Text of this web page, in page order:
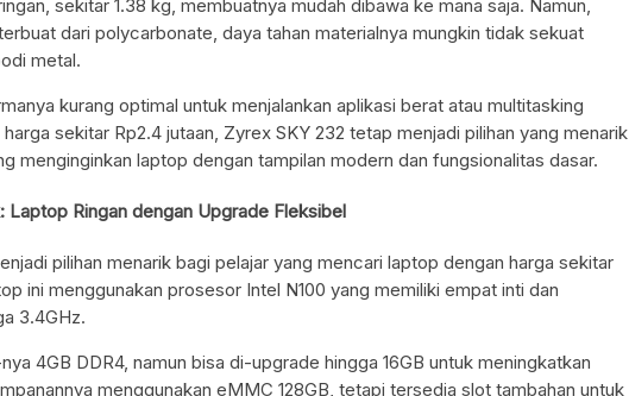
sekitar 1.38 kg, membuatnya mudah dibawa ke mana saja. Namun,
dari polycarbonate, daya tahan materialnya mungkin tidak sekuat
metal.
kurang optimal untuk menjalankan aplikasi berat atau multitasking
sekitar Rp2.4 jutaan, Zyrex SKY 232 tetap menjadi pilihan yang menarik
menginginkan laptop dengan tampilan modern dan fungsionalitas dasar.
Laptop Ringan dengan Upgrade Fleksibel
pilihan menarik bagi pelajar yang mencari laptop dengan harga sekitar
ini menggunakan prosesor Intel N100 yang memiliki empat inti dan
3.4GHz.
4GB DDR4, namun bisa di-upgrade hingga 16GB untuk meningkatkan
menggunakan eMMC 128GB, tetapi tersedia slot tambahan untuk